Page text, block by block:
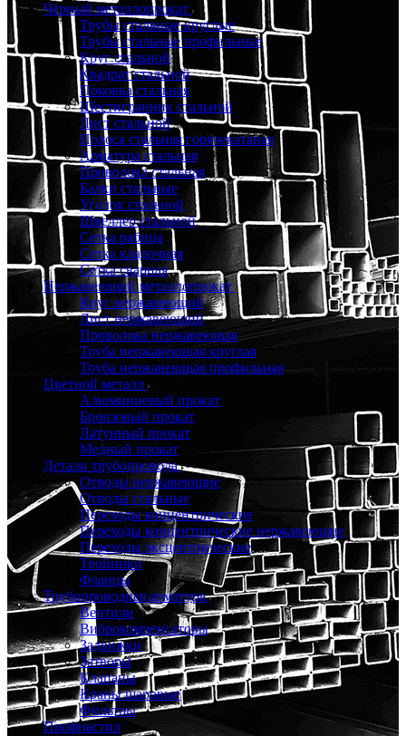
Чёрный металлопрокат
Трубы стальные круглые
Трубы стальные профильные
Круг стальной
Квадрат стальной
Поковка стальная
Шестигранник стальной
Лист стальной
Полоса стальная горячекатаная
Арматура стальная
Проволока стальная
Балки стальные
Уголок стальной
Швеллер стальной
Сетка рабица
Сетка кладочная
Сетка сварная
Нержавеющий металлопрокат
Круг нержавеющий
Лист нержавеющий
Проволока нержавеющая
Труба нержавеющая круглая
Труба нержавеющая профильная
Цветной металл
Алюминиевый прокат
Бронзовый прокат
Латунный прокат
Медный прокат
Детали трубопровода
Отводы нержавеющие
Отводы стальные
Переходы концентрические
Переходы концентрические нержавеющие
Переходы эксцентрические
Тройники
Фланцы
Трубопроводная арматура
Вентили
Виброкомпенсаторы
Задвижки
Затворы
Клапаны
Краны шаровые
Фильтры
Профнастил